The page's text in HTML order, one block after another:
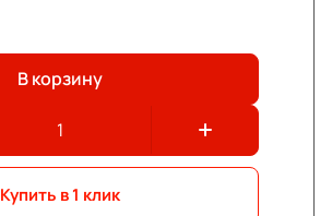
В корзину
Купить в 1 клик